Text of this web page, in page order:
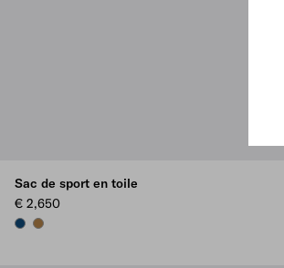
Sac de sport en toile
€ 2,650
BALTIC BLUE
TABACCO